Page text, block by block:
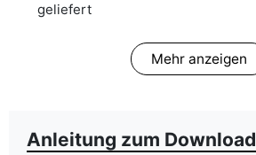
geliefert
Mehr anzeigen
Anleitung zum Download